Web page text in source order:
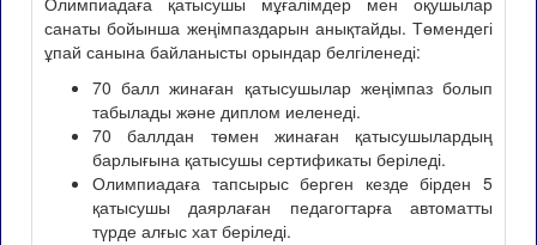
санаты бойынша жеңімпаздарын анықтайды. Төмендегі
ұпай санына байланысты орындар белгіленеді:
70 балл жинаған қатысушылар жеңімпаз болып
табылады және диплом иеленеді.
70 баллдан төмен жинаған қатысушылардың
барлығына қатысушы сертификаты беріледі.
Олимпиадаға тапсырыс берген кезде бірден 5
қатысушы даярлаған педагогтарға автоматты
түрде алғыс хат беріледі.